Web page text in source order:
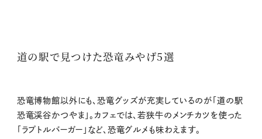
道の駅で見つけた恐竜みやげ5選
恐竜博物館以外にも、恐竜グッズが充実しているのが「道の駅
恐竜渓谷かつやま」。カフェでは、若狭牛のメンチカツを使った
「ラプトルバーガー」など、恐竜グルメも味わえます。